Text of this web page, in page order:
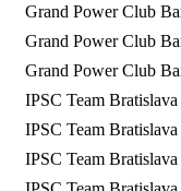
Grand Power Club
Grand Power Club
Grand Power Club
IPSC Team Bratislava
IPSC Team Bratislava
IPSC Team Bratislava